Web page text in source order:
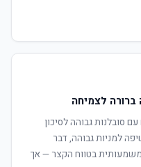
ברורה לצמיחה
סובלנות גבוהה לסיכון
למניות גבוהה, דבר
בטווח הקצר — אך